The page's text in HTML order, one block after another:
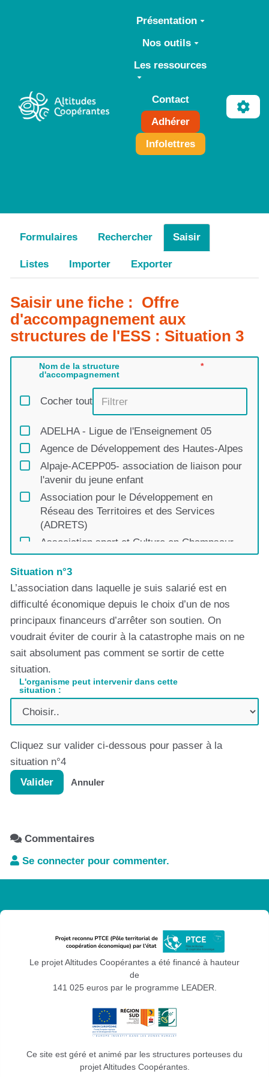
Aller au contenu principal
Présentation
Nos outils
Les ressources
Contact
Adhérer
Infolettres
Formulaires Rechercher Saisir
Listes Importer Exporter
Saisir une fiche : Offre
d'accompagnement aux
structures de l'ESS : Situation 3
Nom de la structure
d'accompagnement
Cocher tout
ADELHA - Ligue de l'Enseignement 05
Agence de Développement des Hautes-Alpes
Alpaje-ACEPP05- association de liaison pour
l'avenir du jeune enfant
Association pour le Développement en
Réseau des Territoires et des Services
(ADRETS)
Association sport et Culture en Champsaur,
Centre Social Planète ChampsaurValgo
BGE PAM - Provence Alpes Méditerranée-
Accès Conseil
Centre de ressources des Hauts Pays Alpins
Collectif Animacoop
Comité Départemental Olympique et Sportif
des Hautes Alpes
Comité Départemental d'Education et de
Promotion de la Santé des Hautes Alpes
Comptoir des Assos
Département des Hautes-Alpes, CEDRA,
service culturel
EUROSCOPE
Initiative Nord Hautes-Alpes
Le Mouvement associatif Provence Alpes
Côte d'Azur
SDJES 05 Service départemental à la
jeunesse à l'engagement et aux sports
Udess05 Union départementale de l'économie
sociale et solidaire des Hautes Alpes
Situation n°3
L’association dans laquelle je suis salarié est en
difficulté économique depuis le choix d’un de nos
principaux financeurs d’arrêter son soutien. On
voudrait éviter de courir à la catastrophe mais on ne
sait absolument pas comment se sortir de cette
situation.
L'organisme peut intervenir dans cette
situation :
Cliquez sur valider ci-dessous pour passer à la
situation n°4
Valider
Annuler
Commentaires
Se connecter pour commenter.
Le projet Altitudes Coopérantes a été financé à hauteur
de
141 025 euros par le programme LEADER.
Ce site est géré et animé par les structures porteuses du
projet Altitudes Coopérantes.